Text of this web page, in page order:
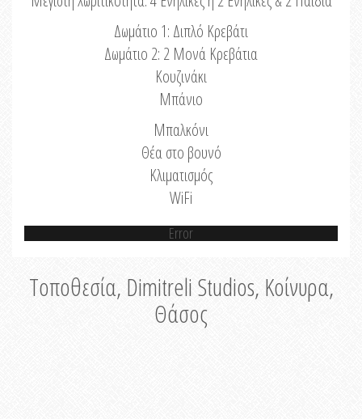
Δωμάτιο 1: Διπλό Κρεβάτι
Δωμάτιο 2: 2 Μονά Κρεβάτια
Κουζινάκι
Μπάνιο
Μπαλκόνι
Θέα στο βουνό
Κλιματισμός
WiFi
Error
Τοποθεσία, Dimitreli Studios, Κοίνυρα,
Θάσος